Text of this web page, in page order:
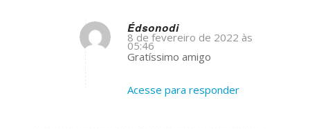
Édsonodi
s
8 de fevereiro de 2022 às
05:46
Gratíssimo amigo
Acesse para responder